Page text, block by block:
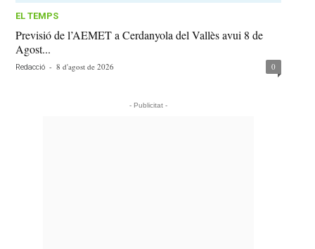
EL TEMPS
Previsió de l’AEMET a Cerdanyola del Vallès avui 8 de
Agost...
Redacció - 8 d'agost de 2026 0
- Publicitat -